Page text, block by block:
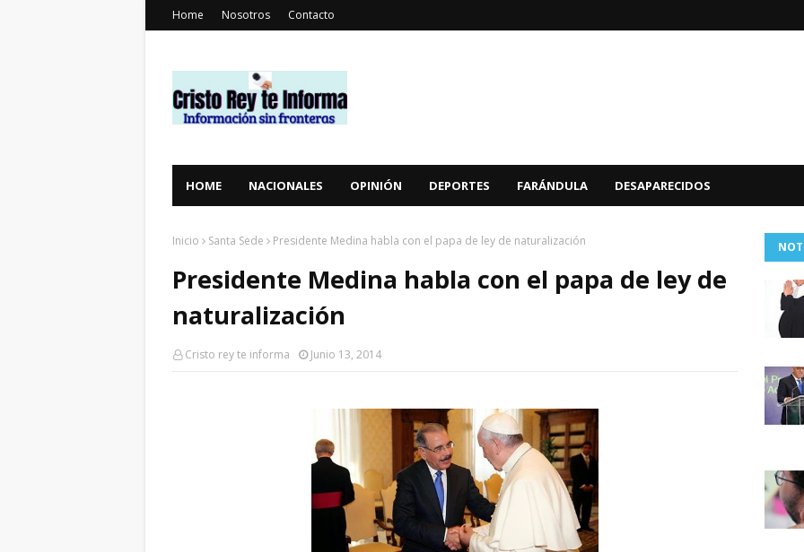
Home Nosotros Contacto
HOME NACIONALES OPINIÓN DEPORTES FARÁNDULA DESAPARECIDOS
Inicio Santa Sede Presidente Medina habla con el papa de ley de naturalización
Presidente Medina habla con el papa de ley de
naturalización
Cristo rey te informa Junio 13, 2014